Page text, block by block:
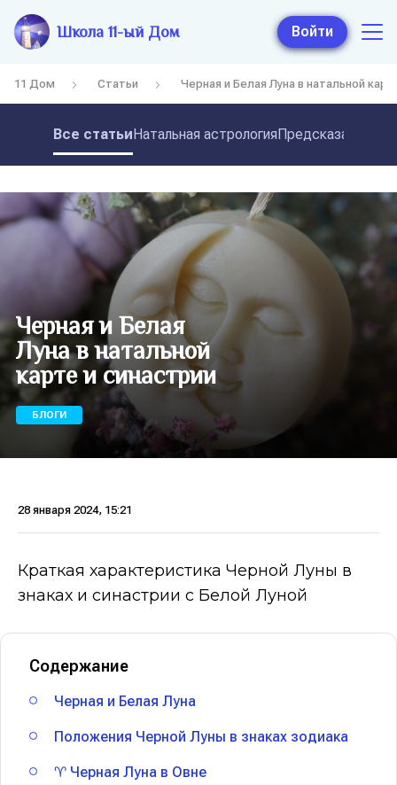
Школа 11-ый Дом Войти
11 Дом Статьи Черная и Белая Луна в натальной
Все статьиНатальная астрология
Черная и Белая
Луна в натальной
карте и синастрии
БЛОГИ
28 января 2024, 15:21
Краткая характеристика Черной Луны в
знаках и синастрии с Белой Луной
Содержание
Черная и Белая Луна
Положения Черной Луны в знаках зодиака
♈ Черная Луна в Овне